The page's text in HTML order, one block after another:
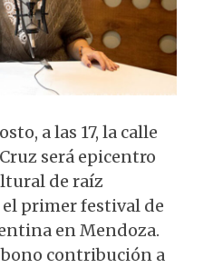
a las 17, la calle
será epicentro
de raíz
primer festival de
en Mendoza.
contribución a